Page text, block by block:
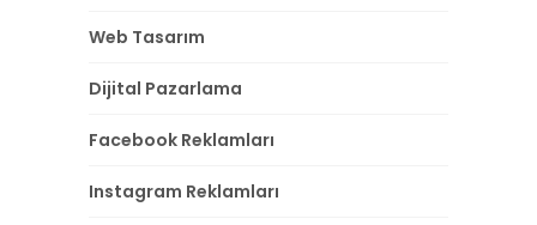
Web Tasarım
Dijital Pazarlama
Facebook Reklamları
Instagram Reklamları